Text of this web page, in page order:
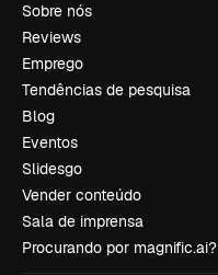
Sobre nós
Reviews
Emprego
Tendências de pesquisa
Blog
Eventos
Slidesgo
Vender conteúdo
Sala de imprensa
Procurando por magnific.ai?